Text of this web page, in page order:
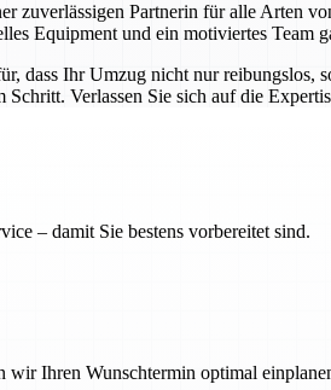
zuverlässigen Partnerin für alle Arten
Equipment und ein motiviertes Team
dass Ihr Umzug nicht nur reibungslos,
Verlassen Sie sich auf die
– damit Sie bestens vorbereitet sind.
wir Ihren Wunschtermin optimal